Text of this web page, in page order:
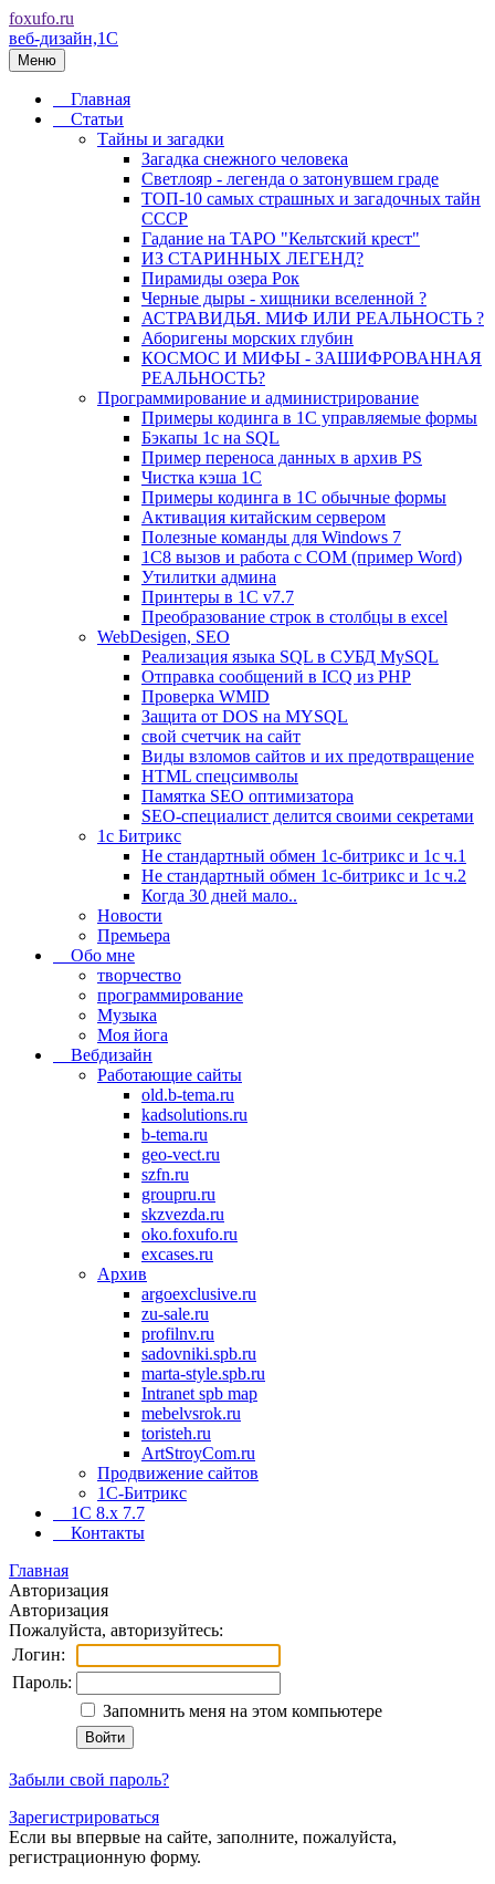
foxufo.ru
веб-дизайн,1C
Меню
Главная
Статьи
Тайны и загадки
Загадка снежного человека
Светлояр - легенда о затонувшем граде
ТОП-10 самых страшных и загадочных тайн
СССР
Гадание на ТАРО "Кельтский крест"
ИЗ СТАРИННЫХ ЛЕГЕНД?
Пирамиды озера Рок
Черные дыры - хищники вселенной ?
АСТРАВИДЬЯ. МИФ ИЛИ РЕАЛЬНОСТЬ ?
Аборигены морских глубин
КОСМОС И МИФЫ - ЗАШИФРОВАННАЯ
РЕАЛЬНОСТЬ?
Программирование и администрирование
Примеры кодинга в 1С управляемые формы
Бэкапы 1с на SQL
Пример переноса данных в архив PS
Чистка кэша 1С
Примеры кодинга в 1С обычные формы
Активация китайским сервером
Полезные команды для Windows 7
1C8 вызов и работа с COM (пример Word)
Утилитки админа
Принтеры в 1С v7.7
Преобразование строк в столбцы в excel
WebDesigen, SEO
Реализация языка SQL в СУБД MySQL
Отправка сообщений в ICQ из PHP
Проверка WMID
Защита от DOS на MYSQL
свой счетчик на сайт
Виды взломов сайтов и их предотвращение
HTML cпецсимволы
Памятка SEO оптимизатора
SEO-специалист делится своими секретами
1c Битрикс
Не стандартный обмен 1с-битрикс и 1с ч.1
Не стандартный обмен 1с-битрикс и 1с ч.2
Когда 30 дней мало..
Новости
Премьера
Обо мне
творчество
программирование
Музыка
Моя йога
Вебдизайн
Работающие сайты
old.b-tema.ru
kadsolutions.ru
b-tema.ru
geo-vect.ru
szfn.ru
groupru.ru
skzvezda.ru
oko.foxufo.ru
excases.ru
Архив
argoexclusive.ru
zu-sale.ru
profilnv.ru
sadovniki.spb.ru
marta-style.spb.ru
Intranet spb map
mebelvsrok.ru
toristeh.ru
ArtStroyCom.ru
Продвижение сайтов
1С-Битрикс
1C 8.x 7.7
Контакты
Главная
Авторизация
Авторизация
Пожалуйста, авторизуйтесь:
Логин:
Пароль:
Запомнить меня на этом компьютере
Забыли свой пароль?
Зарегистрироваться
Если вы впервые на сайте, заполните, пожалуйста,
регистрационную форму.